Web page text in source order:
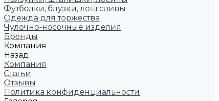
Футболки, блузки, лонгсливы
Одежда для торжества
Чулочно-носочные изделия
Бренды
Компания
Назад
Компания
Статьи
Отзывы
Политика конфиденциальности